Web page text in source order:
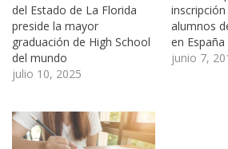
del Estado de La Florida
preside la mayor
graduación de High School
del mundo
julio 10, 2025
alumnos
en España
junio 7,